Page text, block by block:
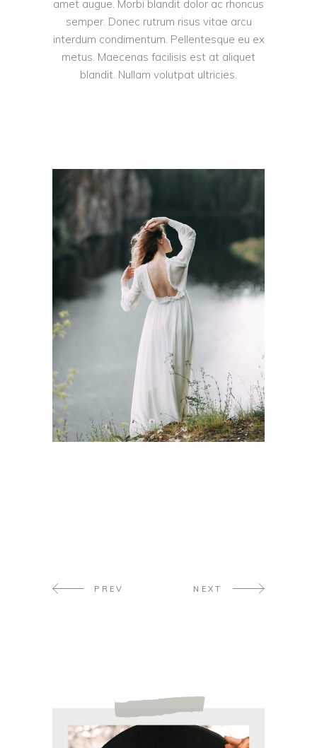
amet augue. Morbi blandit dolor ac rhoncus
semper. Donec rutrum risus vitae arcu
interdum condimentum. Pellentesque eu ex
metus. Maecenas facilisis est at aliquet
blandit. Nullam volutpat ultricies.
PREV NEXT